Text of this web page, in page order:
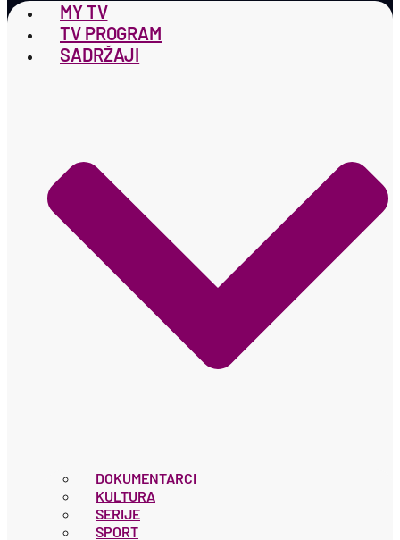
MY TV
TV PROGRAM
SADRŽAJI
DOKUMENTARCI
KULTURA
SERIJE
SPORT